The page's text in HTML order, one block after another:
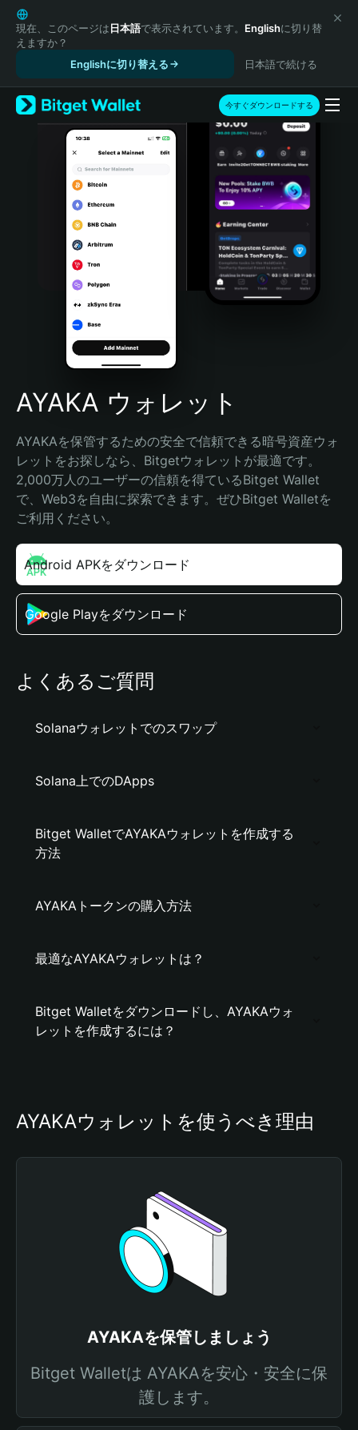
English
日本語
Tiếng Việt
Español (Latinoamérica)
Türkçe
Italiano
Português (Portugal)
Bahasa Indonesia
Português (Brasil)
Español (Argentina)
現在、このページは日本語で表示されています。 Englishに切り替
えますか？
Englishに切り替える
日本語で続ける
今すぐダウンロードする
AYAKA ウォレット
AYAKAを保管するための安全で信頼できる暗号資産ウォ
レットをお探しなら、Bitgetウォレットが最適です。
2,000万人のユーザーの信頼を得ているBitget Wallet
で、Web3を自由に探索できます。ぜひBitget Walletを
ご利用ください。
Android APKをダウンロード
Google Playをダウンロード
よくあるご質問
Solanaウォレットでのスワップ
Solana上でのDApps
Bitget WalletでAYAKAウォレットを作成する
方法
AYAKAトークンの購入方法
最適なAYAKAウォレットは？
Bitget Walletをダウンロードし、AYAKAウォ
レットを作成するには？
AYAKAウォレットを使うべき理由
AYAKAを保管しましょう
Bitget Walletは AYAKAを安心・安全に保
護します。